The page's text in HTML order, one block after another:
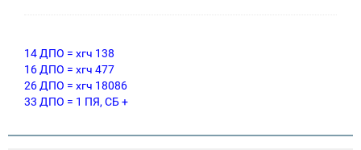
14 ДПО = хгч 138
16 ДПО = хгч 477
26 ДПО = хгч 18086
33 ДПО = 1 ПЯ, СБ +